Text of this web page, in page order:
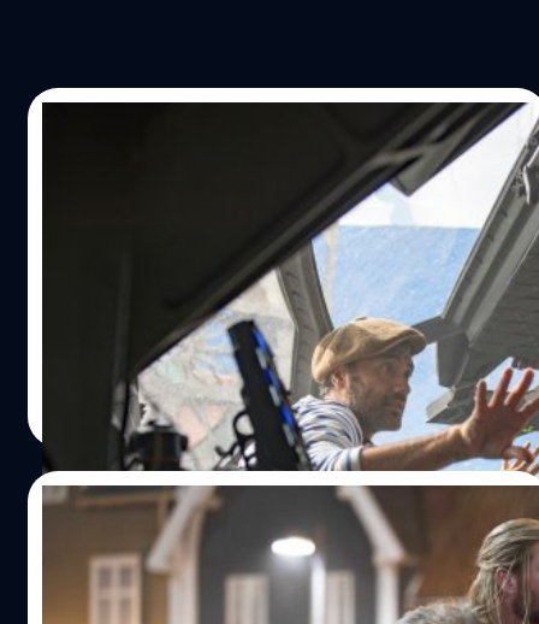
Taika Waititi เผย ตอนแรกไม่สนใจกำกับ
‘Thor: Ragnarok’ แต่ยอมทำเพราะจน อยาก
ไทกา ไวทิทิ (Taika Waititi) เผยว่า จริง ๆ แล้วเขาไม่มีความ
สนใจอยากกำกับ 'Thor: Ragnarok' ของ MCU แต่ต้องยอมทำ
เพราะอยากหาเงินไปเลี้ยงลูก
ประภาส อยู่เย็น| 984 days ago
Read More
15/11/2023
Taika Waititi ยืนยัน จะไม่ได้กำกับ ‘Thor 5’
แน่นอน